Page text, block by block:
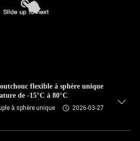
flexible à sphère unique
de -15°C à 80°C
à sphère unique
2026-03-27